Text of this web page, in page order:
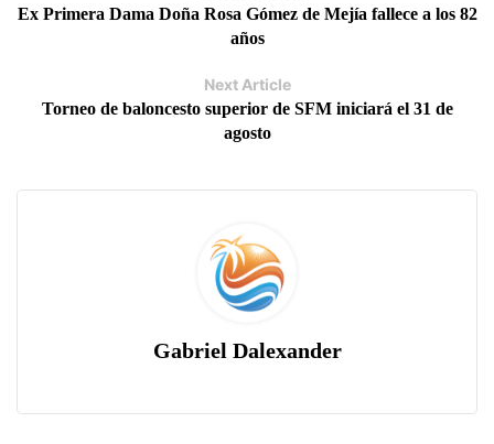
Ex Primera Dama Doña Rosa Gómez de Mejía fallece a los 82
años
Next Article
Torneo de baloncesto superior de SFM iniciará el 31 de
agosto
Gabriel Dalexander